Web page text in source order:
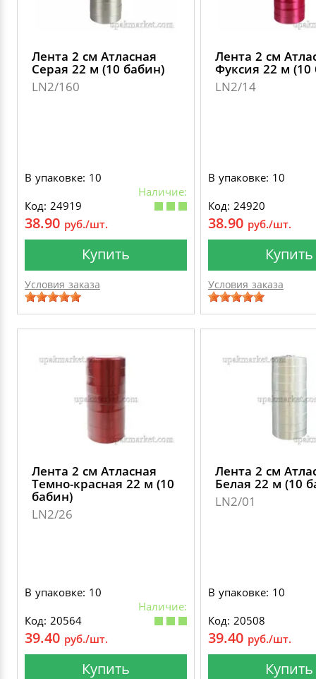
Лента 2 см Атласная
Серая 22 м (10 бабин)
LN2/160
В упаковке: 10
Наличие:
Код: 24919
38.90 руб./шт.
Купить
Условия заказа
Лента 2 см
Фуксия 22 м (10
LN2/14
В упаковке: 10
Код: 24920
38.90 руб./шт.
Купить
Условия заказа
Лента 2 см Атласная
Темно-красная 22 м (10
бабин)
LN2/26
В упаковке: 10
Наличие:
Код: 20564
39.40 руб./шт.
Купить
Лента 2 см
Белая 22 м (10
LN2/01
В упаковке: 10
Код: 20508
39.40 руб./шт.
Купить